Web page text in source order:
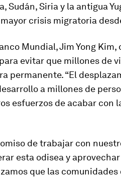
Sudán, Siria y la antigua
crisis migratoria
Mundial, Jim Yong Kim,
evitar que millones de
permanente. “El
a millones de
esfuerzos de acabar con
de trabajar con
esta odisea y
que las